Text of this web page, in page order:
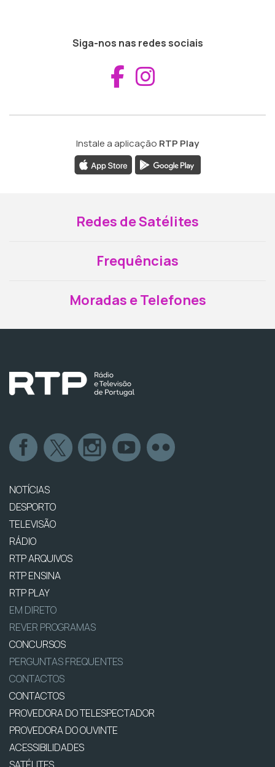
Siga-nos nas redes sociais
Aceder ao
Instale a aplicação RTP Play
Redes de Satélites
Frequências
Moradas e Telefones
NOTÍCIAS
DESPORTO
TELEVISÃO
RÁDIO
RTP ARQUIVOS
RTP ENSINA
RTP PLAY
EM DIRETO
REVER PROGRAMAS
CONCURSOS
PERGUNTAS FREQUENTES
CONTACTOS
CONTACTOS
PROVEDORA DO TELESPECTADOR
PROVEDORA DO OUVINTE
ACESSIBILIDADES